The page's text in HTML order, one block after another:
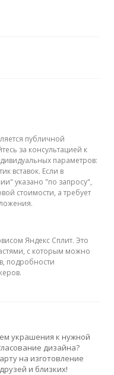
публичной
за консультацией к
параметров:
вставок. Если в
указано "по запросу",
стоимости, а требует
Яндекс Сплит. Это
с которым можно
подробности
украшения к нужной
дизайна?
на изготовление
и близких!